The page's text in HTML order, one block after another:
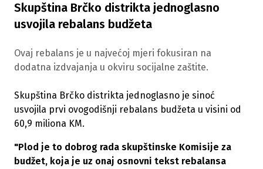
Skupština Brčko distrikta jednoglasno
usvojila rebalans budžeta
Ovaj rebalans je u najvećoj mjeri fokusiran na
dodatna izdvajanja u okviru socijalne zaštite.
Skupština Brčko distrikta jednoglasno je sinoć
usvojila prvi ovogodišnji rebalans budžeta u visini od
60,9 miliona KM.
"Plod je to dobrog rada skupštinske Komisije za
budžet, koja je uz onaj osnovni tekst rebalansa